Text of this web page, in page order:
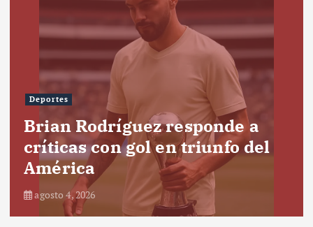
Deportes
Brian Rodríguez responde a
críticas con gol en triunfo del
América
agosto 4, 2026